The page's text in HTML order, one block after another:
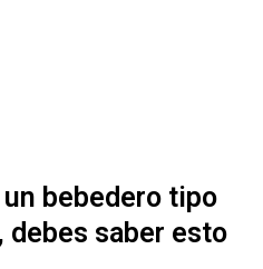
bebedero tipo
debes saber esto